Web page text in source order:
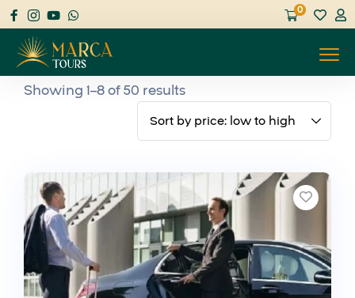
0
Showing 1–8 of 50 results